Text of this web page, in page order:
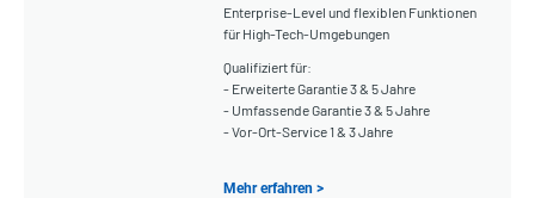
Enterprise-Level und flexiblen Funktionen
für High-Tech-Umgebungen
Qualifiziert für:
- Erweiterte Garantie 3 & 5 Jahre
- Umfassende Garantie 3 & 5 Jahre
- Vor-Ort-Service 1 & 3 Jahre
Mehr erfahren >